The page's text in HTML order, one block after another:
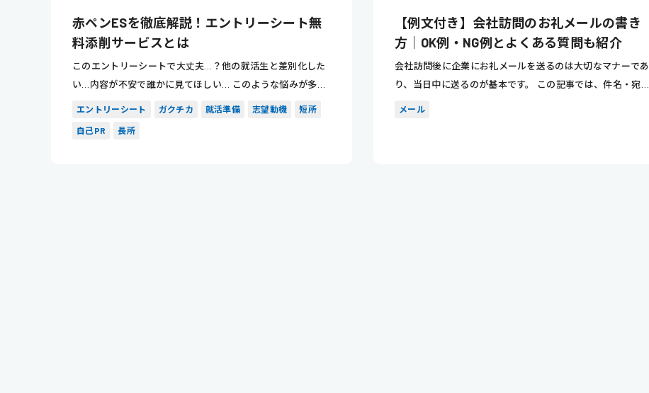
赤ペンESを徹底解説！エントリーシート無
料添削サービスとは
このエントリーシートで大丈夫…？他の就活生と差別化した
い…内容が不安で誰かに見てほしい… このような悩みが多い
エントリーシート ガクチカ 就活準備 志望動機 短所
自己PR 長所
【例文付き】会社訪問のお礼メールの書き
方｜OK例・NG例とよくある質問も紹介
会社訪問後に企業にお礼メールを送るのは大切なマナーであ
り、当日中に送るのが基本です。 この記事では、件名・宛
メール